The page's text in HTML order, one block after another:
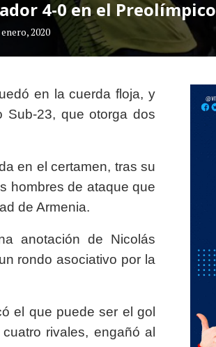
4-0 en el Preolímpico
2020
en la cuerda floja, y
Sub-23, que otorga dos
en el certamen, tras su
hombres de ataque que
de Armenia.
anotación de Nicolás
rondo asociativo por la
el que puede ser el gol
rivales, engañó al